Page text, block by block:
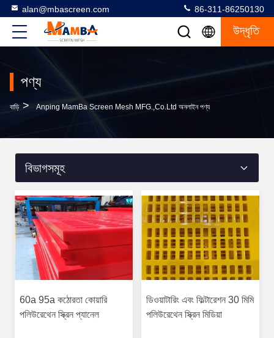
alan@mbascreen.com 86-311-86250130
উদ্ধৃতি
পণ্য
বাড়ি > Anping MamBa Screen Mesh MFG.,Co.Ltd অনলাইন পণ্য
বিভাগসমূহ
60a 95a কঠোরতা কোয়ারি
পলিউরেথেন স্ক্রিন প্যানেল
ডিওয়াটারিং এবং ফিল্টারেশন 30 মিমি
পলিউরেথেন স্ক্রিন মিডিয়া